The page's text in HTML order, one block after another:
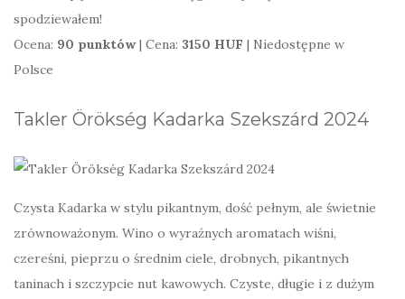
spodziewałem!
Ocena: 90 punktów | Cena: 3150 HUF | Niedostępne w
Polsce
Takler Örökség Kadarka Szekszárd 2024
Czysta Kadarka w stylu pikantnym, dość pełnym, ale świetnie
zrównoważonym. Wino o wyraźnych aromatach wiśni,
czereśni, pieprzu o średnim ciele, drobnych, pikantnych
taninach i szczypcie nut kawowych. Czyste, długie i z dużym